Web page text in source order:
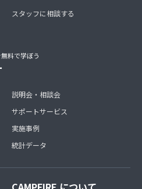
スタッフに相談する
料で学ぼう
説明会・相談会
サポートサービス
実施事例
統計データ